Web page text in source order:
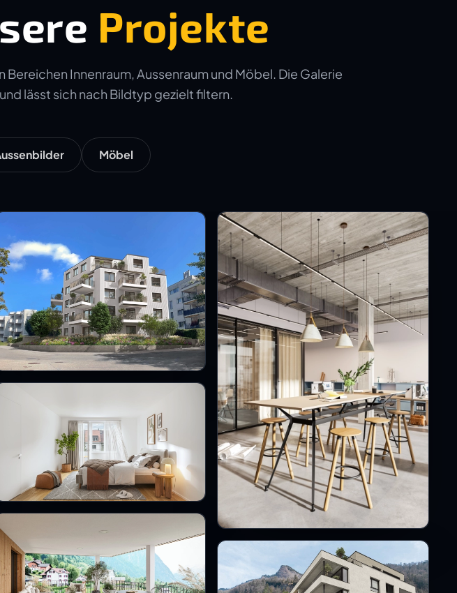
Projekte
Innenraum, Aussenraum und Möbel. Die Galerie
lässt sich nach Bildtyp gezielt filtern.
Möbel